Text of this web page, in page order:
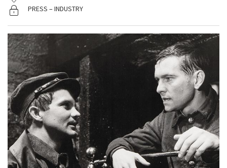
PRESS – INDUSTRY